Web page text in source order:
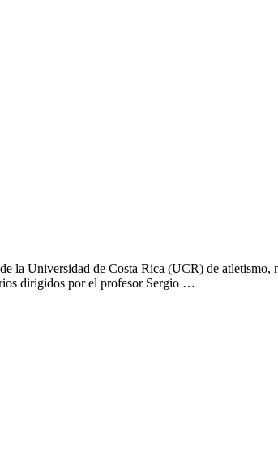
la Universidad de Costa Rica (UCR) de
dirigidos por el profesor Sergio …